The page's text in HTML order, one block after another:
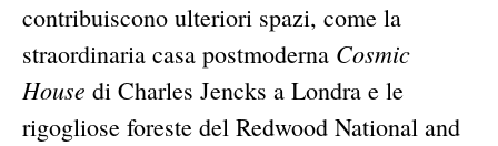
contribuiscono ulteriori spazi, come la
straordinaria casa postmoderna Cosmic
House di Charles Jencks a Londra e le
rigogliose foreste del Redwood National and